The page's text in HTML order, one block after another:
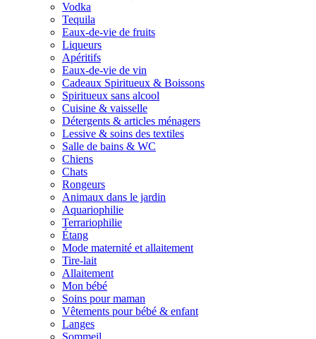
Vodka
Tequila
Eaux-de-vie de fruits
Liqueurs
Apéritifs
Eaux-de-vie de vin
Cadeaux Spiritueux & Boissons
Spiritueux sans alcool
Cuisine & vaisselle
Détergents & articles ménagers
Lessive & soins des textiles
Salle de bains & WC
Chiens
Chats
Rongeurs
Animaux dans le jardin
Aquariophilie
Terrariophilie
Étang
Mode maternité et allaitement
Tire-lait
Allaitement
Mon bébé
Soins pour maman
Vêtements pour bébé & enfant
Langes
Sommeil